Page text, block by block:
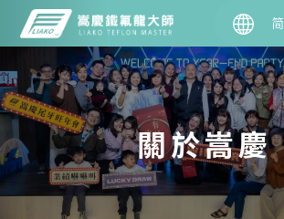
简
關於嵩慶